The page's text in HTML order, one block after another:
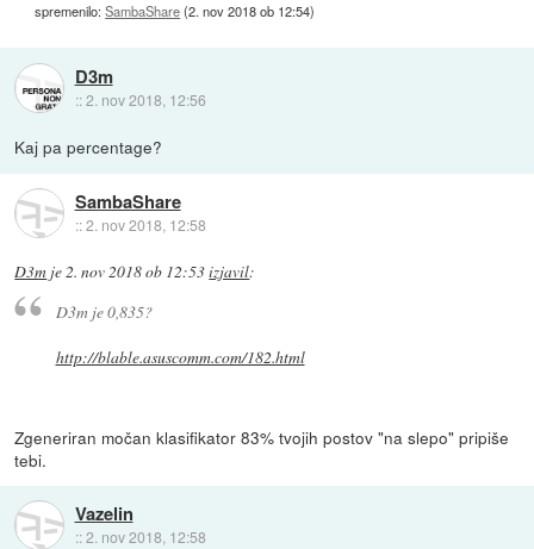
spremenilo:SambaShare(2. nov 2018 ob 12:54)
D3m
::2. nov 2018, 12:56
Kaj pa percentage?
SambaShare
::2. nov 2018, 12:58
D3m je2. nov 2018 ob 12:53izjavil:
D3m je 0,835?
http://blable.asuscomm.com/182.html
Zgeneriran močan klasifikator 83% tvojih postov "na slepo" pripiše
tebi.
Vazelin
::2. nov 2018, 12:58